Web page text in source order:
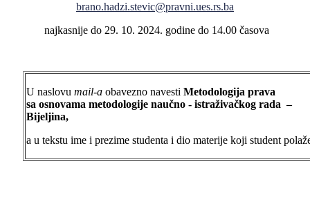
brano.hadzi.stevic@pravni.ues.rs.ba
najkasnije do 29. 10. 2024. godine do 14.00 časova
U naslovu mail-a obavezno navesti Metodologija prava
sa osnovama metodologije naučno - istraživačkog rada –
Bijeljina,
a u tekstu ime i prezime studenta i dio materije koji student